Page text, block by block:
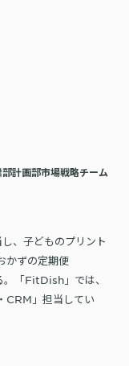
計画部市場戦略チーム
、子どものプリント
かずの定期便
「FitDish」では、
CRM」担当してい